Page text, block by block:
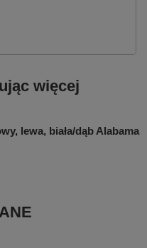
więcej
lewa, biała/dąb Alabama